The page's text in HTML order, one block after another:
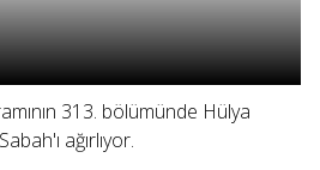
313. bölümünde Hülya
ağırlıyor.